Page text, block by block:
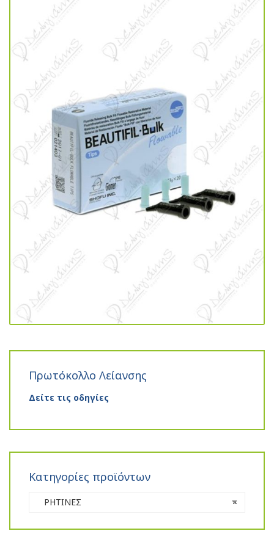
Πρωτόκολλο Λείανσης
Δείτε τις οδηγίες
Κατηγορίες προϊόντων
×
ΡΗΤΙΝΕΣ